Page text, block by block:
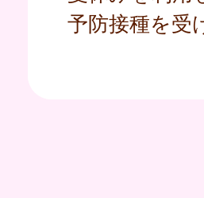
予防接種を受